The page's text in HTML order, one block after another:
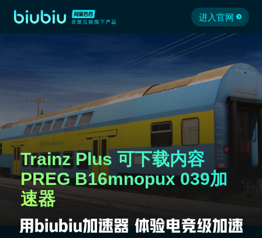
进入官网
Trainz Plus 可下载内容
PREG B16mnopux 039加
速器